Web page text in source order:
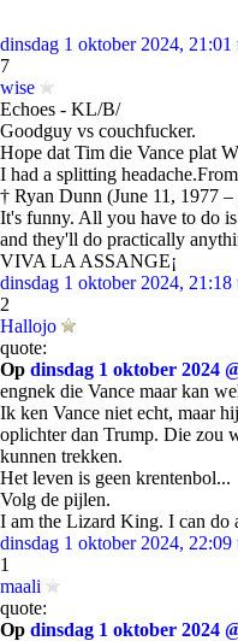
dinsdag 1 oktober 2024, 21:01
7
wise
Echoes - KL/B/
Goodguy vs couchfucker.
Hope dat Tim die Vance plat
I had a splitting
† Ryan Dunn (June 11, 1977 –
It's funny. All you have to do
and they'll do practically
VIVA LA ASSANGE¡
dinsdag 1 oktober 2024, 21:18
2
Hallojo
quote:
Op dinsdag 1 oktober 2024
engnek die Vance maar kan
Ik ken Vance niet echt, maar
oplichter dan Trump. Die zou
kunnen trekken.
Het leven is geen krentenbol...
Volg de pijlen.
I am the Lizard King. I can do
dinsdag 1 oktober 2024, 22:09
1
maali
quote:
Op dinsdag 1 oktober 2024